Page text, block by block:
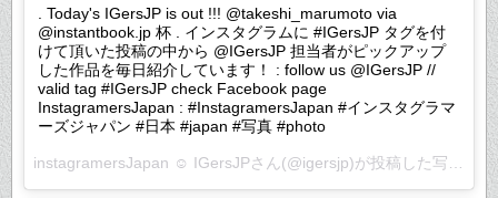
. Today's IGersJP is out !!! @takeshi_marumoto via
@instantbook.jp 杯 . インスタグラムに #IGersJP タグを付
けて頂いた投稿の中から @IGersJP 担当者がピックアップ
した作品を毎日紹介しています！ : follow us @IGersJP //
valid tag #IGersJP check Facebook page
InstagramersJapan : #InstagramersJapan #インスタグラマ
ーズジャパン #日本 #japan #写真 #photo